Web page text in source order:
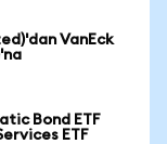
VanEck
Bond ETF
ETF